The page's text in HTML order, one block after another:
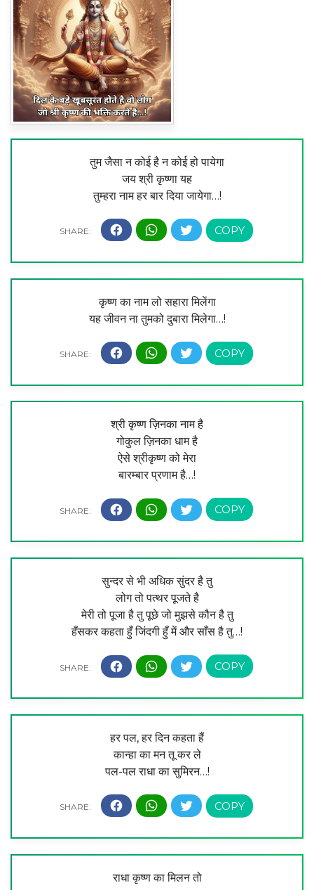
तुम जैसा न कोई है न कोई हो पायेगा
जय श्री कृष्णा यह
तुम्हरा नाम हर बार दिया जायेगा…!
कृष्ण का नाम लो सहारा मिलेंगा
यह जीवन ना तुमको दुबारा मिलेगा…!
श्री कृष्ण ज़िनका नाम है
गोकुल ज़िनका धाम है
ऐसे श्रीकृष्ण को मेरा
बारम्बार प्रणाम है…!
सुन्दर से भी अधिक सुंदर है तु
लोग तो पत्थर पूजते है
मेरी तो पूजा है तु पूछे जो मुझसे कौन है तु
हँसकर कहता हुँ जिंदगी हुँ में और साँस है तु…!
हर पल, हर दिन कहता हैं
कान्हा का मन तू कर ले
पल-पल राधा का सुमिरन…!
राधा कृष्ण का मिलन तो